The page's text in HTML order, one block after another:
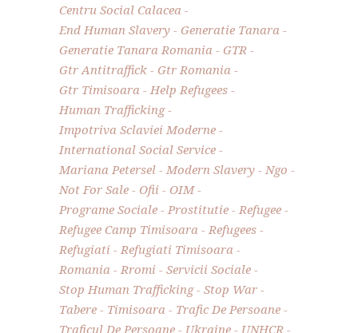
Centru Social Calacea
End Human Slavery
Generatie Tanara
Generatie Tanara Romania
GTR
Gtr Antitraffick
Gtr Romania
Gtr Timisoara
Help Refugees
Human Trafficking
Impotriva Sclaviei Moderne
International Social Service
Mariana Petersel
Modern Slavery
Ngo
Not For Sale
Ofii
OIM
Programe Sociale
Prostitutie
Refugee
Refugee Camp Timisoara
Refugees
Refugiati
Refugiati Timisoara
Romania
Rromi
Servicii Sociale
Stop Human Trafficking
Stop War
Tabere
Timisoara
Trafic De Persoane
Traficul De Persoane
Ukraine
UNHCR